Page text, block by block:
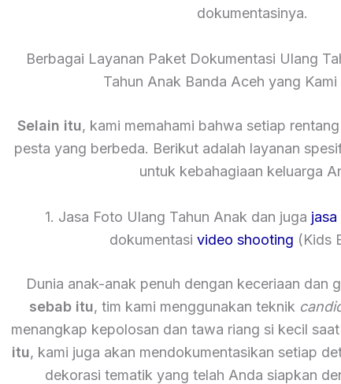
dokumentasinya.
Berbagai Layanan Paket Dokumentasi Ulang
Tahun Anak Banda Aceh yang Kami
Selain itu, kami memahami bahwa setiap
pesta yang berbeda. Berikut adalah layanan
untuk kebahagiaan keluarga
1. Jasa Foto Ulang Tahun Anak dan juga
dokumentasi video shooting (Kids
Dunia anak-anak penuh dengan keceriaan dan
sebab itu, tim kami menggunakan teknik
menangkap kepolosan dan tawa riang si kecil
itu, kami juga akan mendokumentasikan setiap
dekorasi tematik yang telah Anda siapkan